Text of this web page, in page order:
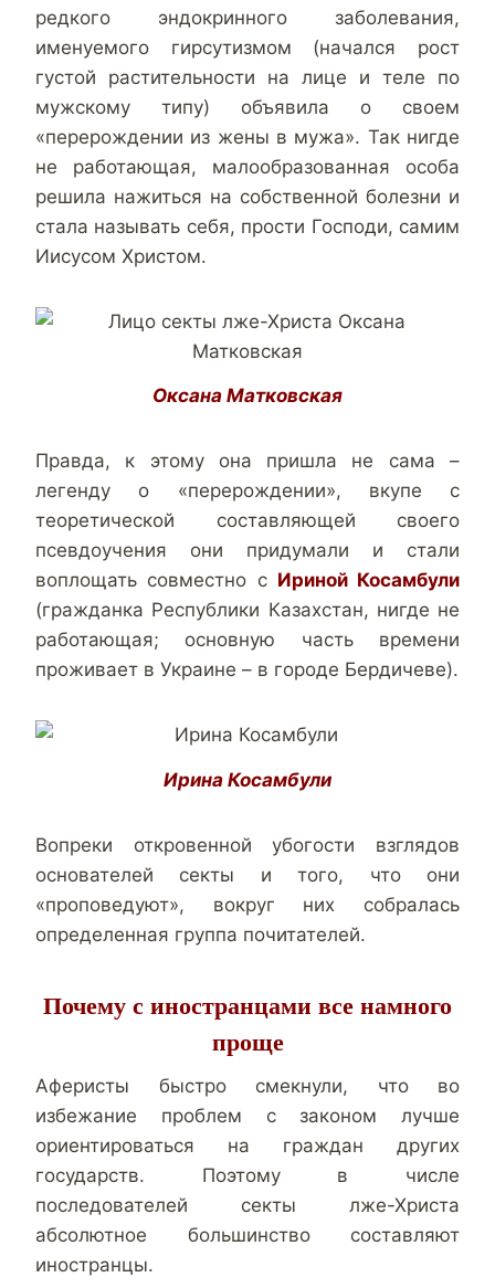
редкого эндокринного заболевания,
именуемого гирсутизмом (начался рост
густой растительности на лице и теле по
мужскому типу) объявила о своем
«перерождении из жены в мужа». Так нигде
не работающая, малообразованная особа
решила нажиться на собственной болезни и
стала называть себя, прости Господи, самим
Иисусом Христом.
Оксана Матковская
Правда, к этому она пришла не сама –
легенду о «перерождении», вкупе с
теоретической составляющей своего
псевдоучения они придумали и стали
воплощать совместно с Ириной Косамбули
(гражданка Республики Казахстан, нигде не
работающая; основную часть времени
проживает в Украине – в городе Бердичеве).
Ирина Косамбули
Вопреки откровенной убогости взглядов
основателей секты и того, что они
«проповедуют», вокруг них собралась
определенная группа почитателей.
Почему с иностранцами все намного
проще
Аферисты быстро смекнули, что во
избежание проблем с законом лучше
ориентироваться на граждан других
государств. Поэтому в числе
последователей секты лже-Христа
абсолютное большинство составляют
иностранцы.